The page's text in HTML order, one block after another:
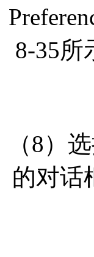
8-35所
（8）
的对话